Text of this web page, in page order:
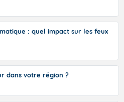
: quel impact sur les feux
dans votre région ?